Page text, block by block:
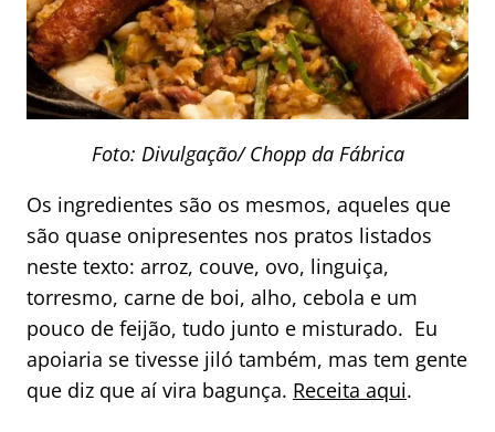
Foto: Divulgação/ Chopp da Fábrica
Os ingredientes são os mesmos, aqueles que
são quase onipresentes nos pratos listados
neste texto: arroz, couve, ovo, linguiça,
torresmo, carne de boi, alho, cebola e um
pouco de feijão, tudo junto e misturado. Eu
apoiaria se tivesse jiló também, mas tem gente
que diz que aí vira bagunça. Receita aqui.